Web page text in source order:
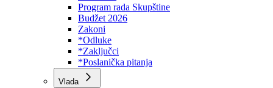
Skupština
Poslovnik
Program rada Skupštine
Budžet 2026
Zakoni
*Odluke
*Zaključci